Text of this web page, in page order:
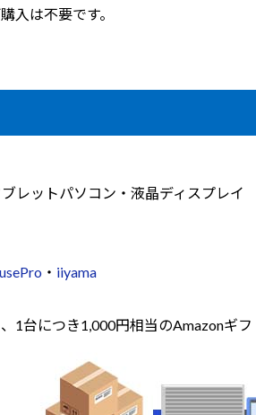
入は不要です。
レットパソコン・液晶ディスプレイ
・ iiyama
1台につき1,000円相当のAmazonギフ